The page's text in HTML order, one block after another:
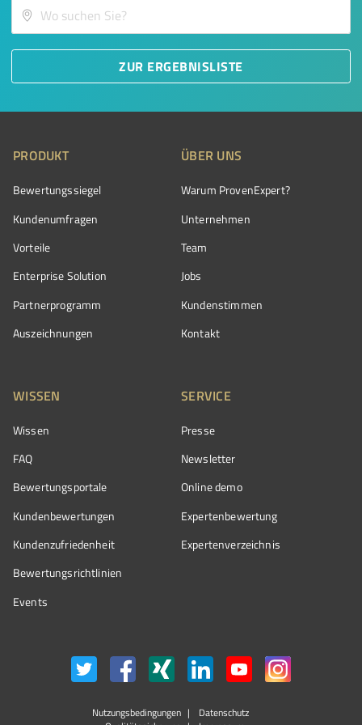
ZUR ERGEBNISLISTE
PRODUKT
Bewertungssiegel
Kundenumfragen
Vorteile
Enterprise Solution
Partnerprogramm
Auszeichnungen
ÜBER UNS
Warum ProvenExpert?
Unternehmen
Team
Jobs
Kundenstimmen
Kontakt
WISSEN
Wissen
FAQ
Bewertungsportale
Kundenbewertungen
Kundenzufriedenheit
Bewertungs­richtlinien
Events
SERVICE
Presse
Newsletter
Online demo
Expertenbewertung
Expertenverzeichnis
Nutzungsbedingungen
Datenschutz